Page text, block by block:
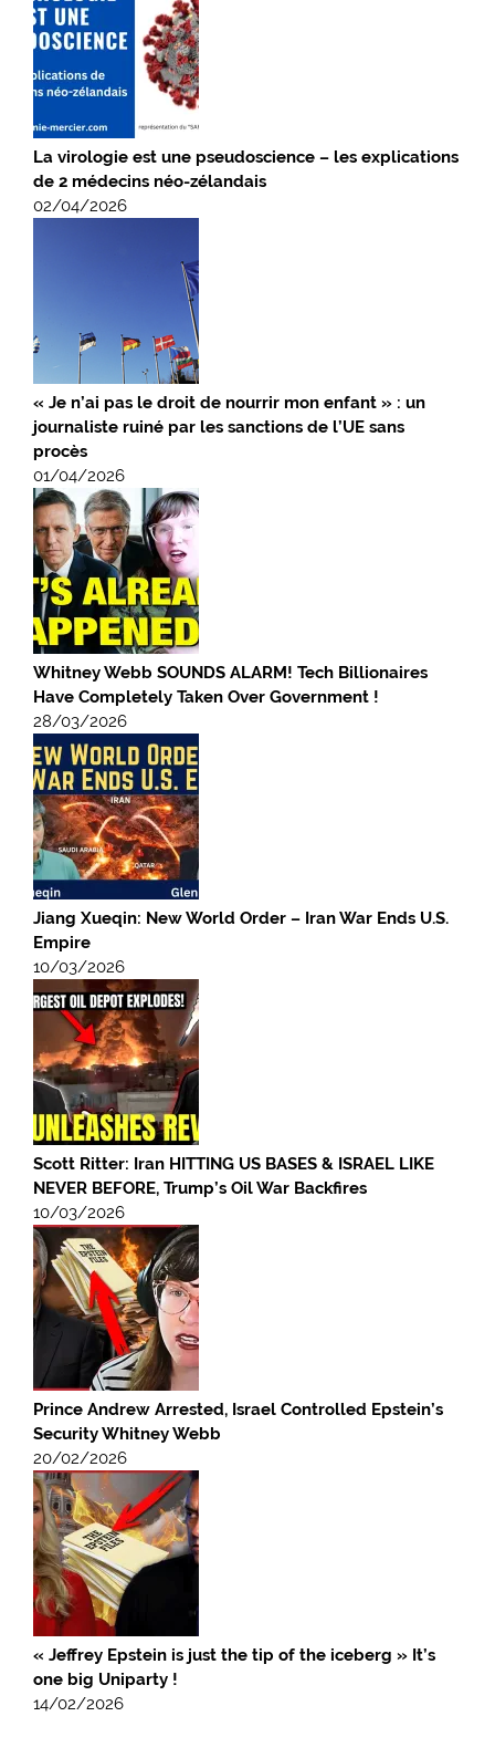
La virologie est une pseudoscience – les explications
de 2 médecins néo-zélandais
02/04/2026
« Je n’ai pas le droit de nourrir mon enfant » : un
journaliste ruiné par les sanctions de l’UE sans
procès
01/04/2026
Whitney Webb SOUNDS ALARM! Tech Billionaires
Have Completely Taken Over Government !
28/03/2026
Jiang Xueqin: New World Order – Iran War Ends U.S.
Empire
10/03/2026
Scott Ritter: Iran HITTING US BASES & ISRAEL LIKE
NEVER BEFORE, Trump’s Oil War Backfires
10/03/2026
Prince Andrew Arrested, Israel Controlled Epstein’s
Security Whitney Webb
20/02/2026
« Jeffrey Epstein is just the tip of the iceberg » It’s
one big Uniparty !
14/02/2026